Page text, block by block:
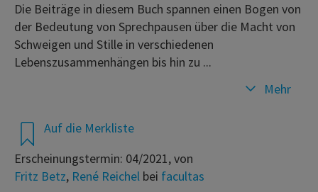
Auf die Merkliste
Erscheinungstermin: 04/2021, von
Fritz Betz, René Reichel bei facultas
Die Beiträge in diesem Buch spannen einen Bogen von
der Bedeutung von Sprechpausen über die Macht von
Schweigen und Stille in verschiedenen
Lebenszusammenhängen bis hin zu ...
Mehr